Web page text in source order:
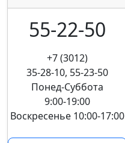
55-22-50
+7 (3012)
35-28-10, 55-23-50
Понед-Суббота
9:00-19:00
Воскресенье 10:00-17:00